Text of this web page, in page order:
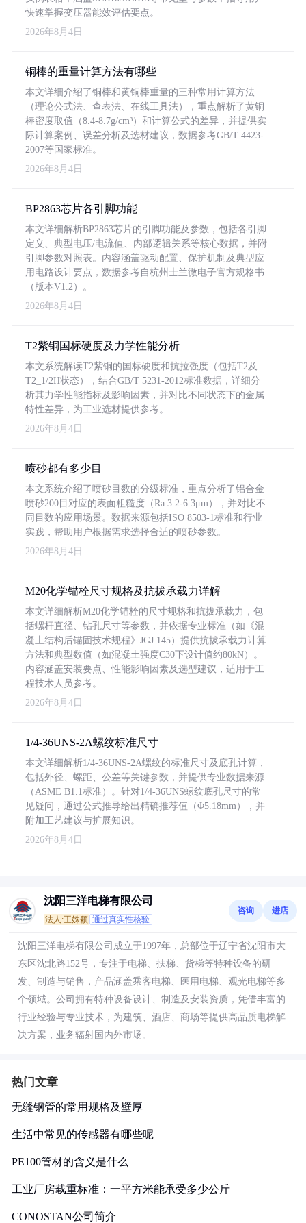
快速掌握变压器能效评估要点。
2026年8月4日
铜棒的重量计算方法有哪些
本文详细介绍了铜棒和黄铜棒重量的三种常用计算方法
（理论公式法、查表法、在线工具法），重点解析了黄铜
棒密度取值（8.4-8.7g/cm³）和计算公式的差异，并提供实
际计算案例、误差分析及选材建议，数据参考GB/T 4423-
2007等国家标准。
2026年8月4日
BP2863芯片各引脚功能
本文详细解析BP2863芯片的引脚功能及参数，包括各引脚
定义、典型电压/电流值、内部逻辑关系等核心数据，并附
引脚参数对照表。内容涵盖驱动配置、保护机制及典型应
用电路设计要点，数据参考自杭州士兰微电子官方规格书
（版本V1.2）。
2026年8月4日
T2紫铜国标硬度及力学性能分析
本文系统解读T2紫铜的国标硬度和抗拉强度（包括T2及
T2_1/2H状态），结合GB/T 5231-2012标准数据，详细分
析其力学性能指标及影响因素，并对比不同状态下的金属
特性差异，为工业选材提供参考。
2026年8月4日
喷砂都有多少目
本文系统介绍了喷砂目数的分级标准，重点分析了铝合金
喷砂200目对应的表面粗糙度（Ra 3.2-6.3μm），并对比不
同目数的应用场景。数据来源包括ISO 8503-1标准和行业
实践，帮助用户根据需求选择合适的喷砂参数。
2026年8月4日
M20化学锚栓尺寸规格及抗拔承载力详解
本文详细解析M20化学锚栓的尺寸规格和抗拔承载力，包
括螺杆直径、钻孔尺寸等参数，并依据专业标准（如《混
凝土结构后锚固技术规程》JGJ 145）提供抗拔承载力计算
方法和典型数值（如混凝土强度C30下设计值约80kN）。
内容涵盖安装要点、性能影响因素及选型建议，适用于工
程技术人员参考。
2026年8月4日
1/4-36UNS-2A螺纹标准尺寸
本文详细解析1/4-36UNS-2A螺纹的标准尺寸及底孔计算，
包括外径、螺距、公差等关键参数，并提供专业数据来源
（ASME B1.1标准）。针对1/4-36UNS螺纹底孔尺寸的常
见疑问，通过公式推导给出精确推荐值（Φ5.18mm），并
附加工艺建议与扩展知识。
2026年8月4日
沈阳三洋电梯有限公司
法人:王姝颖 通过真实性核验
咨询 进店
沈阳三洋电梯有限公司成立于1997年，总部位于辽宁省沈阳市大
东区沈北路152号，专注于电梯、扶梯、货梯等特种设备的研
发、制造与销售，产品涵盖乘客电梯、医用电梯、观光电梯等多
个领域。公司拥有特种设备设计、制造及安装资质，凭借丰富的
行业经验与专业技术，为建筑、酒店、商场等提供高品质电梯解
决方案，业务辐射国内外市场。
热门文章
无缝钢管的常用规格及壁厚
生活中常见的传感器有哪些呢
PE100管材的含义是什么
工业厂房载重标准：一平方米能承受多少公斤
CONOSTAN公司简介